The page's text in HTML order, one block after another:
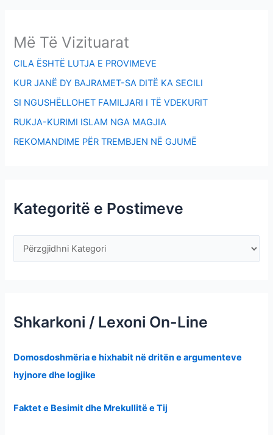
Më Të Vizituarat
CILA ËSHTË LUTJA E PROVIMEVE
KUR JANË DY BAJRAMET-SA DITË KA SECILI
SI NGUSHËLLOHET FAMILJARI I TË VDEKURIT
RUKJA-KURIMI ISLAM NGA MAGJIA
REKOMANDIME PËR TREMBJEN NË GJUMË
Kategoritë e Postimeve
Shkarkoni / Lexoni On-Line
Domosdoshmëria e hixhabit në dritën e argumenteve
hyjnore dhe logjike
Faktet e Besimit dhe Mrekullitë e Tij